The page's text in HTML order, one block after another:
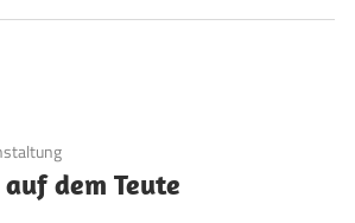
dem Teute